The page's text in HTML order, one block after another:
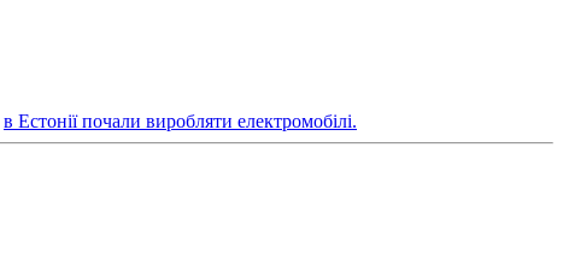
в Естонії почали виробляти електромобілі.